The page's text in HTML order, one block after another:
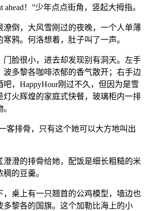
ahead！”少年点点街角，竖起大拇指。
潦倒，大风雪刚过的夜晚，一个人单薄
鸦。何洛想着，肚子叫了一声。
门脸很小，进去却发现别有洞天。左手
波多黎各咖啡浓郁的香气散开；右手边
，HappyHour刚过不久，但因为是雪
灯火辉煌的家庭式快餐，玻璃柜内一排
客排骨，只有这个她可以大方地叫出
澄澄的排骨给她，配饭是细长粗糙的米
的豆羹。
，桌上有一只翘首的公鸡模型，墙边也
多黎各的国旗。这个加勒比海上的小